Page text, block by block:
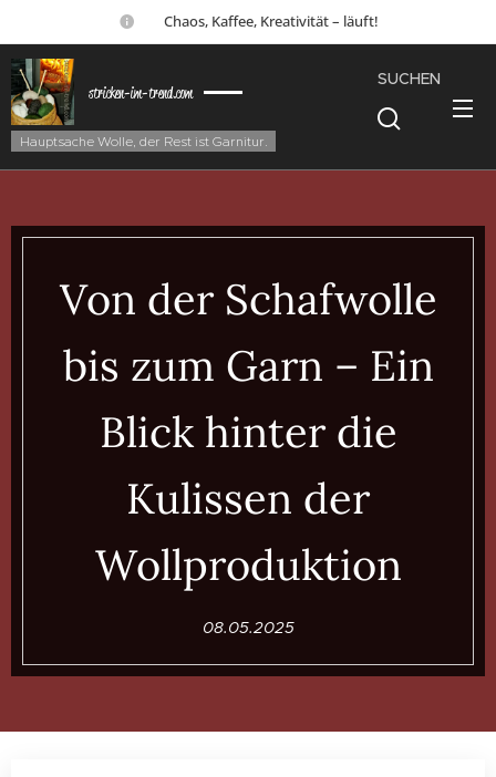
☕ Chaos, Kaffee, Kreativität – läuft!
stricken-im-trend.com
Hauptsache Wolle, der Rest ist Garnitur.
SUCHEN
Von der Schafwolle
bis zum Garn – Ein
Blick hinter die
Kulissen der
Wollproduktion
08.05.2025